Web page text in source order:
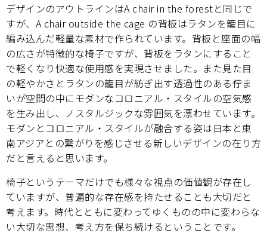
デザインのアウトラインはA chair in the forestと同じで
すが、A chair outside the cage の背板はラタンを籠目に
編み込んだ軽量な素材で作られています。背板と座面の幅
の広さが特徴的な椅子ですが、背板をラタンにすること
で軽くなり快適な使用感を実現させました。また見た目
の軽やかさとラタンの籠目が紡ぎ出す透過性のある佇ま
いが空間の中にモダンなコロニアル・スタイルの空気感
を生み出し、ノスタルジックな雰囲気を漂わせています。
モダンとコロニアル・スタイルが融合する姿は日本と東
南アジアとの繋がりを感じさせる新しいデザインの在り方
だと言えると思います。
椅子というテーマだけでも様々な視点の価値観が存在し
ていますが、普遍的な存在感を持たせることも大切だと
考えます。時代とともに変わってゆくものの中に変わらな
い大切な思想、考え方を保ち続けるということです。